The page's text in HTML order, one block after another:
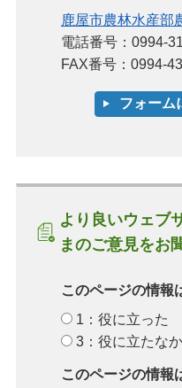
鹿屋市農林水産部
電話番号：0994-
FAX番号：0994-
より良いウェブ
まのご意見をお
このページの情報
1：役に立った
3：役に立たな
このページの情報